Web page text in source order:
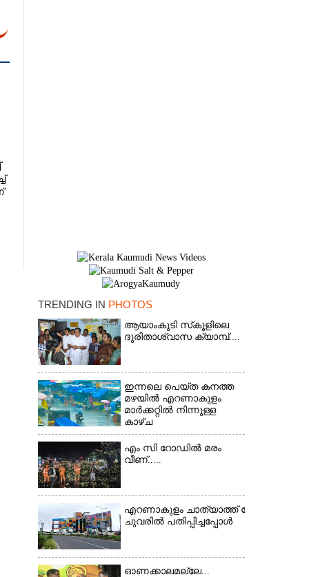
TRENDING IN PHOTOS
ആയാംകുടി സ്‌കൂളിലെ
ദുരിതാശ്വാസ ക്യാമ്പ്....
ഇന്നലെ പെയ്ത കനത്ത
മഴയിൽ എറണാകുളം
മാർക്കറ്റിൽ നിന്നുള്ള
കാഴ്ച
എം സി റോഡിൽ മരം
വീണ്.....
എറണാകുളം ചാത്യാത്ത് റോഡിൽ സ്ഥിതി
ചുവരിൽ പതിപ്പിച്ചപ്പോൾ
ഓണക്കാലമല്ലേ...
×